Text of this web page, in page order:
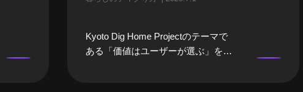
Kyoto Dig Home Projectのテーマで
ある「価値はユーザーが選ぶ」を実